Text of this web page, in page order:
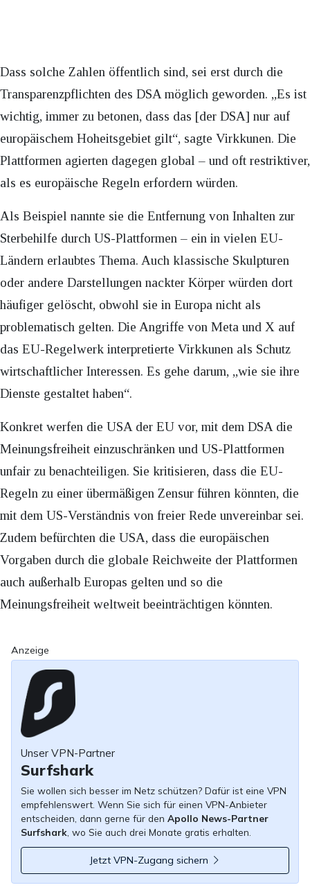
Dass solche Zahlen öffentlich sind, sei erst durch die
Transparenzpflichten des DSA möglich geworden. „Es ist
wichtig, immer zu betonen, dass das [der DSA] nur auf
europäischem Hoheitsgebiet gilt“, sagte Virkkunen. Die
Plattformen agierten dagegen global – und oft restriktiver,
als es europäische Regeln erfordern würden.
Als Beispiel nannte sie die Entfernung von Inhalten zur
Sterbehilfe durch US-Plattformen – ein in vielen EU-
Ländern erlaubtes Thema. Auch klassische Skulpturen
oder andere Darstellungen nackter Körper würden dort
häufiger gelöscht, obwohl sie in Europa nicht als
problematisch gelten. Die Angriffe von Meta und X auf
das EU-Regelwerk interpretierte Virkkunen als Schutz
wirtschaftlicher Interessen. Es gehe darum, „wie sie ihre
Dienste gestaltet haben“.
Konkret werfen die USA der EU vor, mit dem DSA die
Meinungsfreiheit einzuschränken und US-Plattformen
unfair zu benachteiligen. Sie kritisieren, dass die EU-
Regeln zu einer übermäßigen Zensur führen könnten, die
mit dem US-Verständnis von freier Rede unvereinbar sei.
Zudem befürchten die USA, dass die europäischen
Vorgaben durch die globale Reichweite der Plattformen
auch außerhalb Europas gelten und so die
Meinungsfreiheit weltweit beeinträchtigen könnten.
Anzeige
Unser VPN-Partner
Surfshark
Sie wollen sich besser im Netz schützen? Dafür ist eine VPN
empfehlenswert. Wenn Sie sich für einen VPN-Anbieter
entscheiden, dann gerne für den Apollo News-Partner
Surfshark, wo Sie auch drei Monate gratis erhalten.
Jetzt VPN-Zugang sichern